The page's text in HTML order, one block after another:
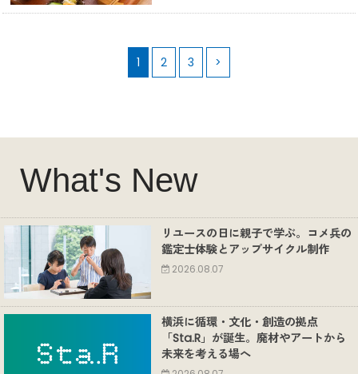
1 2 3 >
What's New
リユースの日に親子で学ぶ。コメ兵の
鑑定士体験とアップサイクル制作
2026.08.07
横浜に循環・文化・創造の拠点
「Sta.R」が誕生。廃材やアートから
未来を考える場へ